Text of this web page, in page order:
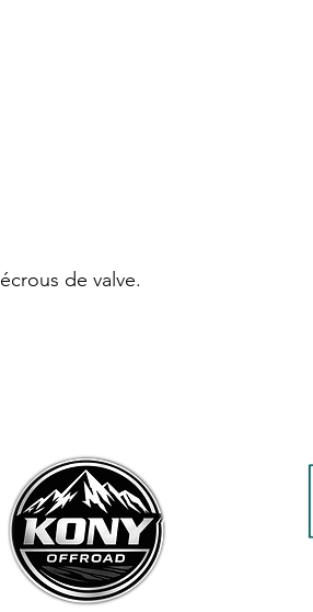
de valve.